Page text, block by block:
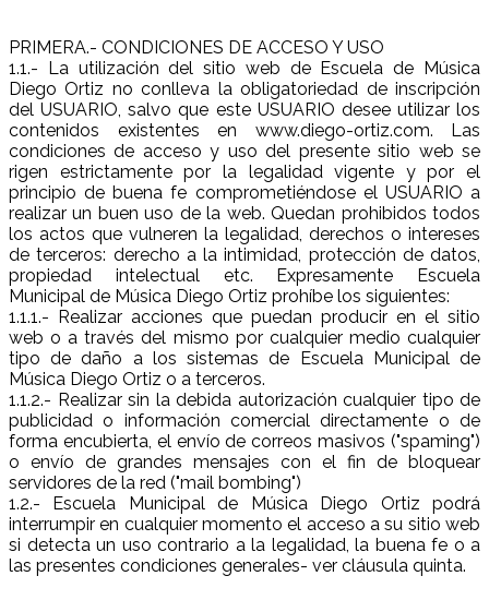
PRIMERA.- CONDICIONES DE ACCESO Y USO
1.1.- La utilización del sitio web de Escuela de Música
Diego Ortiz no conlleva la obligatoriedad de inscripción
del USUARIO, salvo que este USUARIO desee utilizar los
contenidos existentes en www.diego-ortiz.com. Las
condiciones de acceso y uso del presente sitio web se
rigen estrictamente por la legalidad vigente y por el
principio de buena fe comprometiéndose el USUARIO a
realizar un buen uso de la web. Quedan prohibidos todos
los actos que vulneren la legalidad, derechos o intereses
de terceros: derecho a la intimidad, protección de datos,
propiedad intelectual etc. Expresamente Escuela
Municipal de Música Diego Ortiz prohíbe los siguientes:
1.1.1.- Realizar acciones que puedan producir en el sitio
web o a través del mismo por cualquier medio cualquier
tipo de daño a los sistemas de Escuela Municipal de
Música Diego Ortiz o a terceros.
1.1.2.- Realizar sin la debida autorización cualquier tipo de
publicidad o información comercial directamente o de
forma encubierta, el envío de correos masivos ("spaming")
o envío de grandes mensajes con el fin de bloquear
servidores de la red ("mail bombing")
1.2.- Escuela Municipal de Música Diego Ortiz podrá
interrumpir en cualquier momento el acceso a su sitio web
si detecta un uso contrario a la legalidad, la buena fe o a
las presentes condiciones generales- ver cláusula quinta.